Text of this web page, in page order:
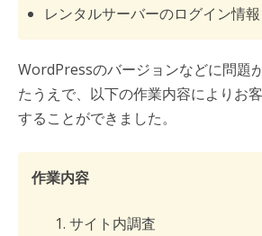
レンタルサーバーのログイン情報
WordPressのバージョンなどに問題
たうえで、以下の作業内容によりお
することができました。
作業内容
サイト内調査